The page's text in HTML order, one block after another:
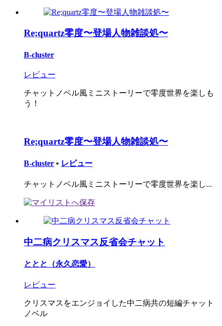
Re;quartz零度〜登場人物雑談処〜
B-cluster
レビュー
チャットノベル風ミニストーリーで零度世界を楽しも
う！
Re;quartz零度〜登場人物雑談処〜
B-cluster • レビュー
チャットノベル風ミニストーリーで零度世界を楽し...
中二病クリスマス反省会チャット
ととと（永久恋愛）
レビュー
クリスマスをエンジョイした中二病共の短編チャット
ノベル